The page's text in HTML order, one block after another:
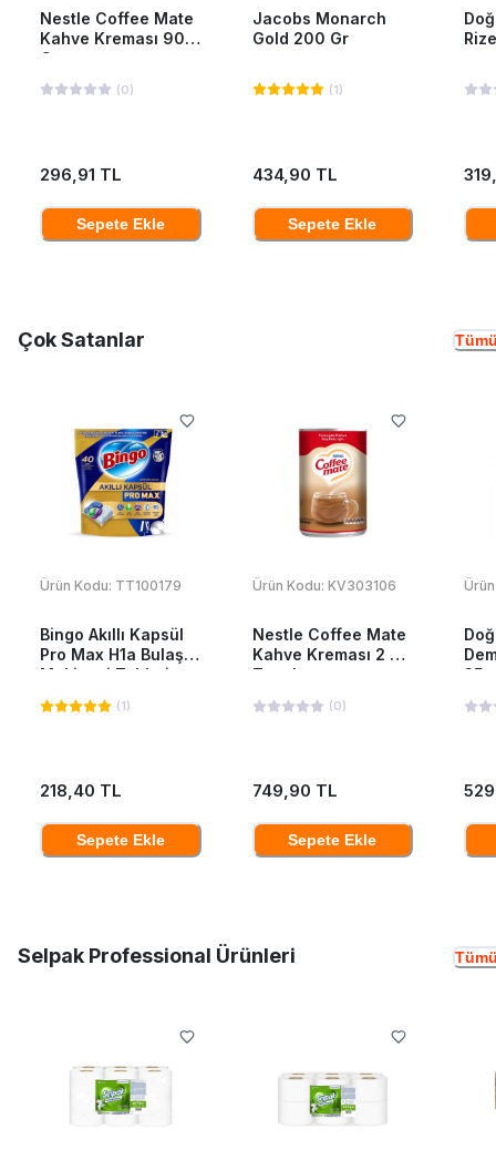
Nestle Coffee Mate
Kahve Kreması 900
Gr
(0)
296,91 TL
Sepete Ekle
Jacobs Monarch
Gold 200 Gr
(1)
434,90 TL
Sepete Ekle
Çok Satanlar
Ürün Kodu: TT100179
Bingo Akıllı Kapsül
Pro Max H1a Bulaşık
Makinesi Tableti
40'Lı
(1)
218,40 TL
Sepete Ekle
Ürün Kodu: KV303106
Nestle Coffee Mate
Kahve Kreması 2 Kg
Teneke
(0)
749,90 TL
Sepete Ekle
Selpak Professional Ürünleri